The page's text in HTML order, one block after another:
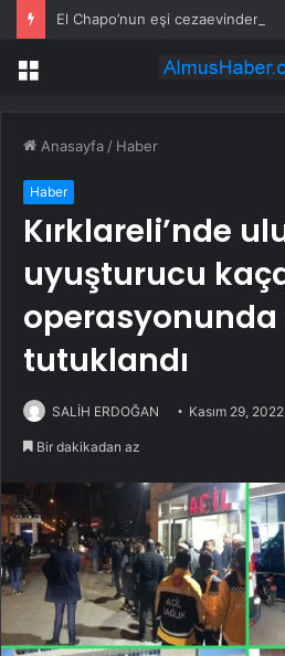
Menü
Anasayfa / Haber
Haber
Kırklareli’nde
uyuşturucu
operasyonunda
tutuklandı
SALİH ERDOĞAN Kasım 29, 2022
Bir dakikadan az